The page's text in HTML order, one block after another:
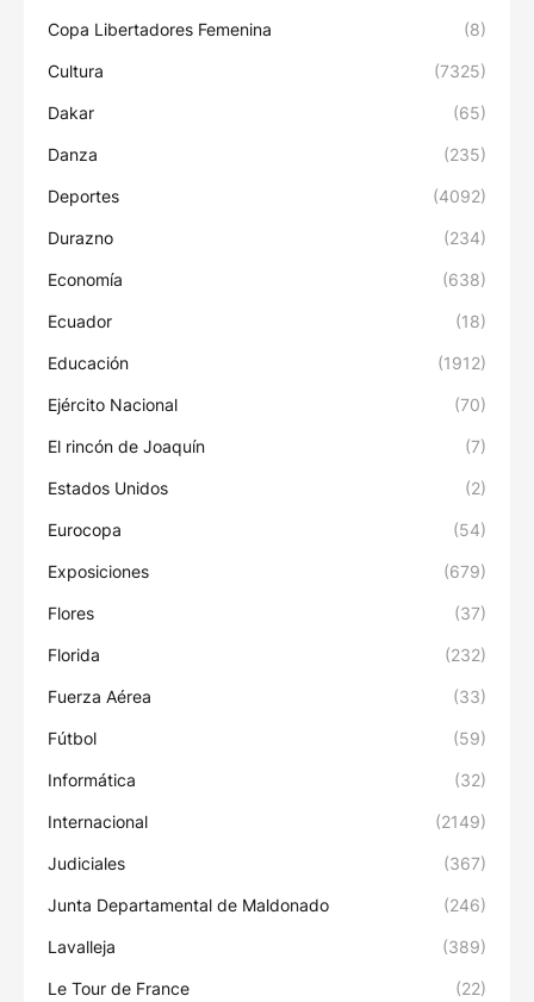
Copa Libertadores Femenina (8)
Cultura (7325)
Dakar (65)
Danza (235)
Deportes (4092)
Durazno (234)
Economía (638)
Ecuador (18)
Educación (1912)
Ejército Nacional (70)
El rincón de Joaquín (7)
Estados Unidos (2)
Eurocopa (54)
Exposiciones (679)
Flores (37)
Florida (232)
Fuerza Aérea (33)
Fútbol (59)
Informática (32)
Internacional (2149)
Judiciales (367)
Junta Departamental de Maldonado (246)
Lavalleja (389)
Le Tour de France (22)